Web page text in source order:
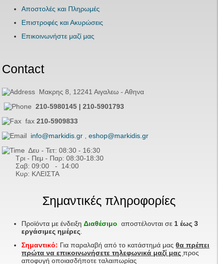
Αποστολές και Πληρωμές
Επιστροφές και Ακυρώσεις
Επικοινωνήστε μαζί μας
Contact
Μακρης 8, 12241 Αιγαλεω - Αθηνα
210-5980145 | 210-5901793
fax210-5909833
info@markidis.gr ,eshop@markidis.gr
Δευ - Τετ: 08:30 - 16:30
Τρι - Πεμ - Παρ: 08:30-18:30
Σαβ:09:00 - 14:00
Κυρ: ΚΛΕΙΣΤΑ
Σημαντικές πληροφορίες
Προϊόντα με ένδειξηΔιαθέσιμο αποστέλονται σε 1 έως 3
εργάσιμες ημέρες
Σημαντικό: Για παραλαβή από το κατάστημά μαςθα πρέπει
πρώτα να επικοινωνήσετε τηλεφωνικά μαζί μαςπρος
αποφυγή οποιασδήποτε ταλαιπωρίας